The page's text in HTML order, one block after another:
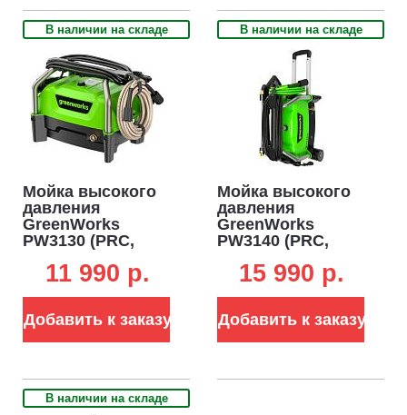
В наличии на складе
Мойка высокого
давления
GreenWorks
PW3130 (PRC,
400 л/ч, вес 7.6 кг)
11 990 p.
Добавить к заказу
В наличии на складе
Мойка высокого
давления
GreenWorks
PW3140 (PRC,
420 л/ч, вес 7.6 кг)
15 990 p.
Добавить к заказу
В наличии на складе